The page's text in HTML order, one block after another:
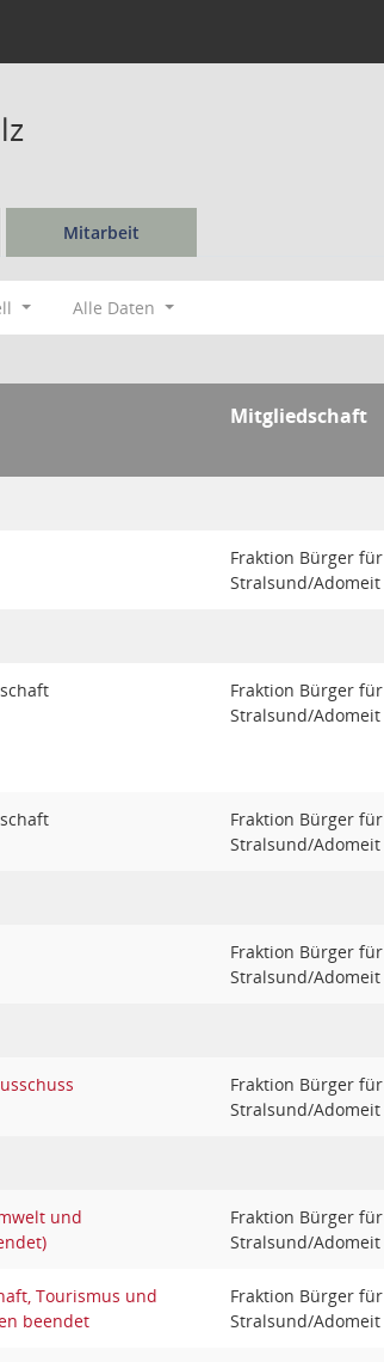
Mitarbeit
Alle Daten
Mitgliedschaft
Fraktion Bürger für
Stralsund/Adomeit
Fraktion Bürger für
Stralsund/Adomeit
Fraktion Bürger für
Stralsund/Adomeit
Fraktion Bürger für
Stralsund/Adomeit
Fraktion Bürger für
Stralsund/Adomeit
und
Fraktion Bürger für
Stralsund/Adomeit
Tourismus und
beendet
Fraktion Bürger für
Stralsund/Adomeit